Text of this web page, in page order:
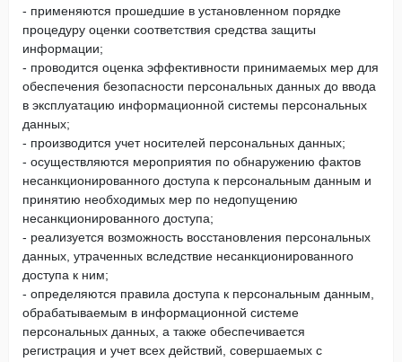
- применяются прошедшие в установленном порядке
процедуру оценки соответствия средства защиты
информации;
- проводится оценка эффективности принимаемых мер для
обеспечения безопасности персональных данных до ввода
в эксплуатацию информационной системы персональных
данных;
- производится учет носителей персональных данных;
- осуществляются мероприятия по обнаружению фактов
несанкционированного доступа к персональным данным и
принятию необходимых мер по недопущению
несанкционированного доступа;
- реализуется возможность восстановления персональных
данных, утраченных вследствие несанкционированного
доступа к ним;
- определяются правила доступа к персональным данным,
обрабатываемым в информационной системе
персональных данных, а также обеспечивается
регистрация и учет всех действий, совершаемых с